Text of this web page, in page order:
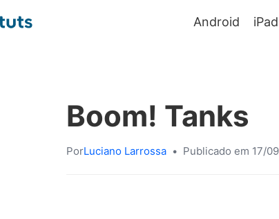
Android iPad
Boom! Tanks
PorLuciano Larrossa • Publicado em 17/